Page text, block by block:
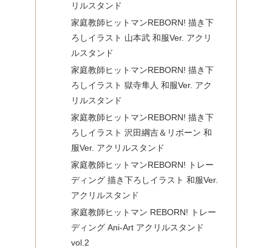
リルスタンド
家庭教師ヒットマンREBORN! 描き下
ろしイラスト 山本武 和服Ver. アクリ
ルスタンド
家庭教師ヒットマンREBORN! 描き下
ろしイラスト 獄寺隼人 和服Ver. アク
リルスタンド
家庭教師ヒットマンREBORN! 描き下
ろしイラスト 沢田綱吉＆リボーン 和
服Ver. アクリルスタンド
家庭教師ヒットマンREBORN! トレー
ディング 描き下ろしイラスト 和服Ver.
アクリルスタンド
家庭教師ヒットマン REBORN! トレー
ディング Ani-Art アクリルスタンド
vol.2